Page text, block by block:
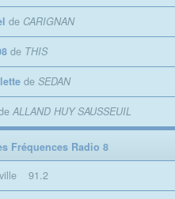
de CARIGNAN
de THIS
de SEDAN
ALLAND HUY SAUSSEUIL
Fréquences Radio 8
91.2